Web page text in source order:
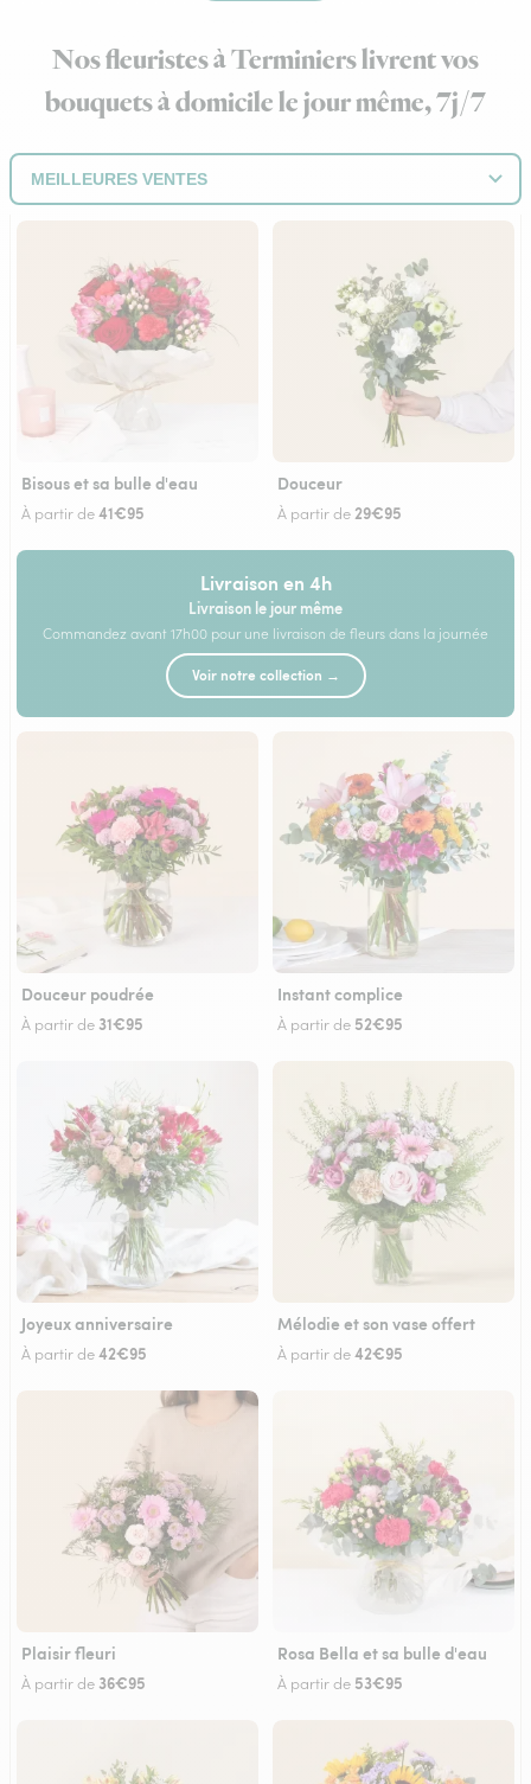
Nos fleuristes à Terminiers livrent vos
bouquets à domicile le jour même, 7j/7
Bisous et sa bulle d'eau
À partir de41€95
Douceur
À partir de29€95
Livraison en 4h
Livraison le jour même
Commandez avant 17h00 pour une livraison de fleurs dans la journée
Voir notre collection →
Douceur poudrée
À partir de 31€95
Instant complice
À partir de 52€95
Joyeux anniversaire
À partir de42€95
Mélodie et son vase offert
À partir de42€95
Plaisir fleuri
À partir de 36€95
Rosa Bella et sa bulle d'eau
À partir de 53€95